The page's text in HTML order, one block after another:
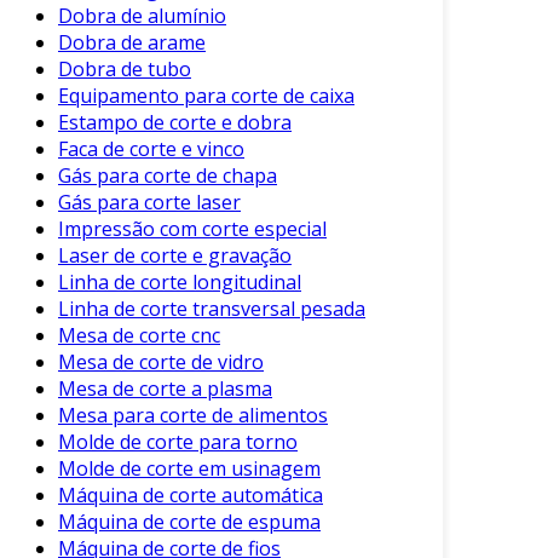
Essas aplicações demonstram como o corte a
frio é um método versátil e eficaz na produção
industrial.
Tipos de Cortes Realizados
Existem diferentes tipos de corte que podem
ser realizados através do método a frio. Entre
os mais comuns, podemos citar:
Corte a laser: Altamente preciso e
utilizado para detalhes finos.
Corte por serra: Ideal para cortes mais
grossos e em diferentes ângulos.
Corte por cisalhamento: Usa uma lâmina
para cortar chapas e filmes finos.
Cada tipo de corte possui suas particularidades,
permitindo atender a diferentes demandas da
Dobra de alumínio
Dobra de arame
Dobra de tubo
Equipamento para corte de caixa
Estampo de corte e dobra
Faca de corte e vinco
Gás para corte de chapa
Gás para corte laser
Impressão com corte especial
Laser de corte e gravação
Linha de corte longitudinal
Linha de corte transversal pesada
Mesa de corte cnc
Mesa de corte de vidro
Mesa de corte a plasma
Mesa para corte de alimentos
Molde de corte para torno
Molde de corte em usinagem
Máquina de corte automática
Máquina de corte de espuma
Máquina de corte de fios